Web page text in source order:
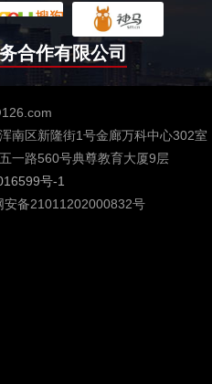
合作有限公司
南区新隆街1号金廊万科中心302室
一路560号典尊教育大厦9层
号-1
安备21011202000832号